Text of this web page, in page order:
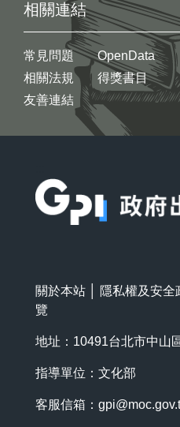
相關連結
常見問題
相關法規
友善連結
OpenData
得獎書目
關於本站 隱私權及安全
覽
地址：10491台北市中山
指導單位：文化部
客服信箱：